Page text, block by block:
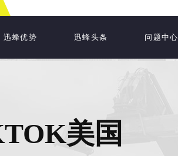
迅蜂优势 迅蜂头条 问题中心
美国